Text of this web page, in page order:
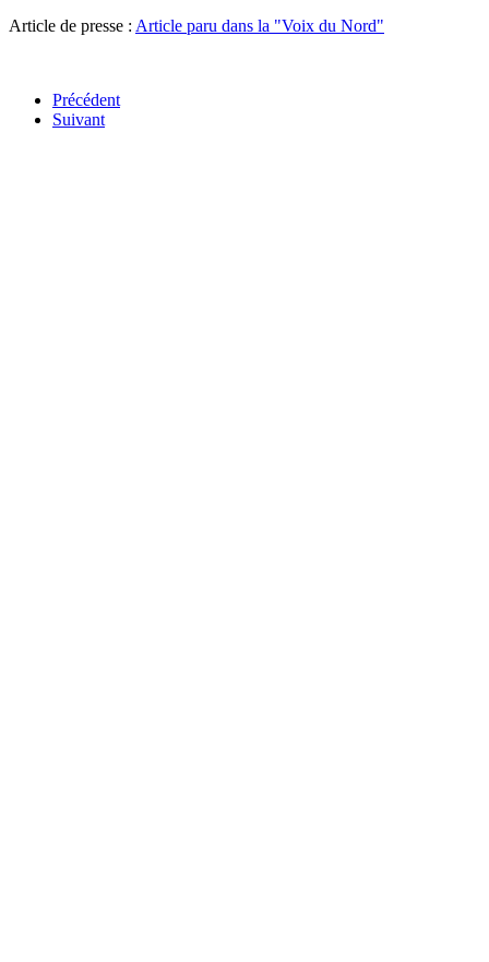
Article de presse : Article paru dans la "Voix du Nord"
Précédent
Suivant